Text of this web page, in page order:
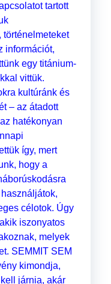
tartott
történelmeteket
információt,
egy titánium-
vittük.
kultúránk és
– az átadott
hatékonyan
így, mert
hogy a
célotok. Úgy
iszonyatos
melyek
SEMMIT SEM
kimondja,
járnia, akár